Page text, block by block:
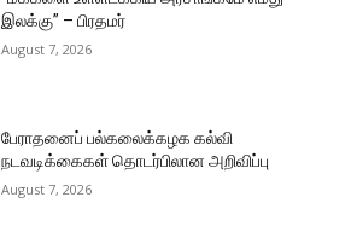
இலக்கு” – பிரதமர்
August 7, 2026
பேராதனைப் பல்கலைக்கழக கல்வி
நடவடிக்கைகள் தொடர்பிலான அறிவிப்பு
August 7, 2026